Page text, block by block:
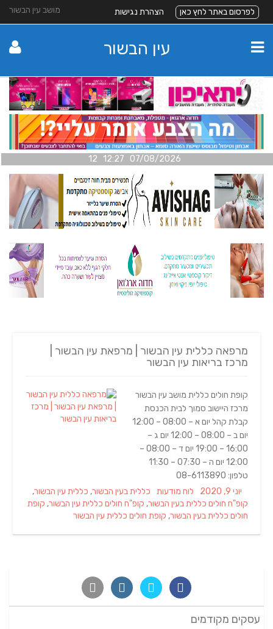
מושב עין הבשור לפרסום באתר לחץ כאן הצהרת נגישות
עין הבשור
07/08/2026 12:27 12
מרפאה כללית עין הבשור | מרפאת עין הבשור |
מרכז בריאות עין הבשור
קופת חולים כללית מושב עין הבשור
מרכז היישוב סמוך לבית הכנסת
קבלת קהל יום א – 08:00 – 12:00
יום ב – 08:00 – 12:00 יום ג –
16:00 – 19:00 יום ד – 08:00 –
טלפון: 08-6113890
Posted
on
יוני 9, 2020 Categories
לוח מודעות Tags
כללית בעין הבשור, כללית עין הבשור,
קופ"ח חולים כללית בעין הבשור, קופ"ח חולים כללית עין הבשור, קופת
חולים כללית בעין הבשור, קופת חולים כללית עין הבשור
עסקים מקודמים